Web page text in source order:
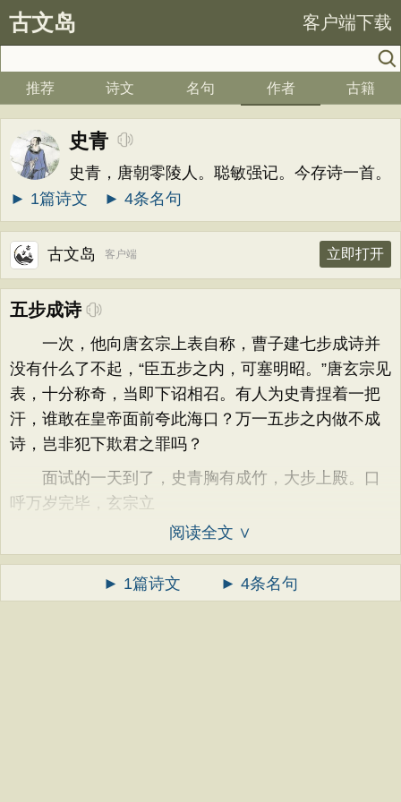
古文岛 客户端下载
推荐 诗文 名句 作者 古籍
史青
史青，唐朝零陵人。聪敏强记。今存诗一首。
► 1篇诗文
► 4条名句
古文岛 客户端 立即打开
五步成诗
一次，他向唐玄宗上表自称，曹子建七步成诗并
没有什么了不起，“臣五步之内，可塞明昭。”唐玄宗见
表，十分称奇，当即下诏相召。有人为史青捏着一把
汗，谁敢在皇帝面前夸此海口？万一五步之内做不成
诗，岂非犯下欺君之罪吗？
面试的一天到了，史青胸有成竹，大步上殿。口
呼万岁完毕，玄宗立
阅读全文 ∨
► 1篇诗文 ► 4条名句